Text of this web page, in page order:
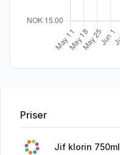
Priser
Jif klorin 750ml